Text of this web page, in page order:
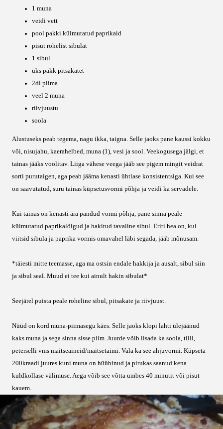
1 muna
veidi vett
pool pakki külmutatud paprikaid
pisut rohelist sibulat
1 sibul
üks pakk pitsakatet
2dl piima
veel 2 muna
riivjuustu
soola
Alustuseks peab tegema, nagu ikka, taigna. Selle jaoks pane kaussi kokku
või, nisujahu, kaerahelbed, muna (1), vesi ja sool. Veekogusega jälgi, et
tainas jääks voolitav. Liiga vähese veega jääb see pigem mingit veidrat
sorti purutaigen, aga peab jääma kenasti ühtlase konsistentsiga. Kui see
on saavutatud, suru tainas küpsetusvormi põhja ja veidi ka servadele.
Kui tainas on kenasti ära pandud vormi põhja, pane sinna peale
külmutatud paprikalõigud ja hakitud tavaline sibul. Eriti hea on, kui
viitsid sibula ja paprika vormis omavahel läbi segada, jääb mõnusam.
*täiesti mitte teemasse, aga ma ostsin endale hakkija ja ausalt, sibul siin
ja sibul seal. Muud ei tee kui ainult hakin sibulat*
Seejärel puista peale roheline sibul, pitsakate ja riivjuust.
Nüüd on kord muna-piimasegu käes. Selle jaoks klopi lahti ülejäänud
kaks muna ja sega sinna sisse piim. Juurde võib lisada ka soola, tilli,
peterselli vms maitseaineid/maitsetaimi. Vala ka see ahjuvormi. Küpseta
200kraadi juures kuni muna on hüübinud ja pirukas saanud kena
kuldkollase välimuse. Aega võib see võtta umbes 40 minutit või pisut
kauem.